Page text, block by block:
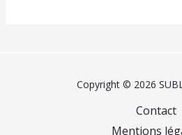
Copyright © 2026
Contact
Mentions